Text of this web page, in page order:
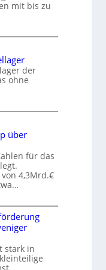
mit bis zu
der
ohne
über
für das
4,3Mrd.€
stark in